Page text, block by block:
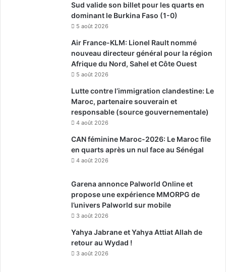
Sud valide son billet pour les quarts en
dominant le Burkina Faso (1-0)
5 août 2026
Air France-KLM: Lionel Rault nommé
nouveau directeur général pour la région
Afrique du Nord, Sahel et Côte Ouest
5 août 2026
Lutte contre l’immigration clandestine: Le
Maroc, partenaire souverain et
responsable (source gouvernementale)
4 août 2026
CAN féminine Maroc-2026: Le Maroc file
en quarts après un nul face au Sénégal
4 août 2026
Garena annonce Palworld Online et
propose une expérience MMORPG de
l’univers Palworld sur mobile
3 août 2026
Yahya Jabrane et Yahya Attiat Allah de
retour au Wydad !
3 août 2026